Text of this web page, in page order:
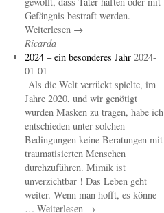
Gefängnis bestraft werden.
Weiterlesen →
Ricarda
2024 – ein besonderes Jahr 2024-
01-01
Als die Welt verrückt spielte, im
Jahre 2020, und wir genötigt
wurden Masken zu tragen, habe ich
entschieden unter solchen
Bedingungen keine Beratungen mit
traumatisierten Menschen
durchzuführen. Mimik ist
unverzichtbar ! Das Leben geht
weiter. Wenn man hofft, es könne
… Weiterlesen →